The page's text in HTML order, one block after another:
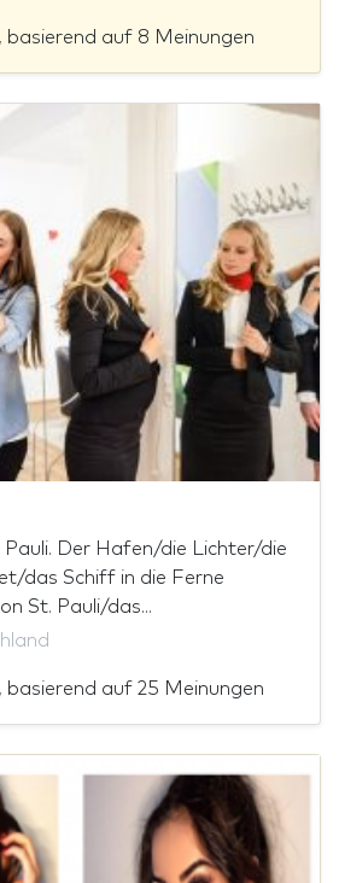
basierend auf 8 Meinungen
Der Hafen/die Lichter/die
das Schiff in die Ferne
St. Pauli/das...
basierend auf 25 Meinungen